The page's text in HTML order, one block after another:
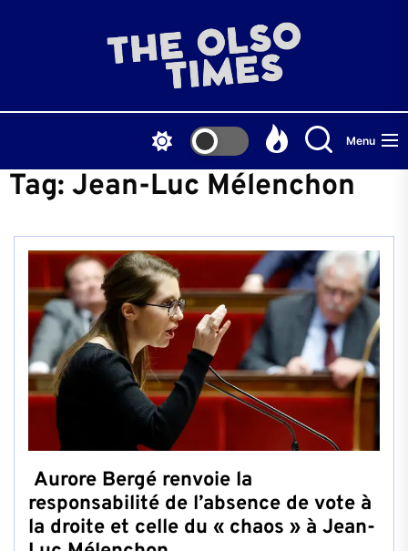
Menu
Tag: Jean-Luc Mélenchon
Aurore Bergé renvoie la
responsabilité de l’absence de vote à
la droite et celle du « chaos » à Jean-